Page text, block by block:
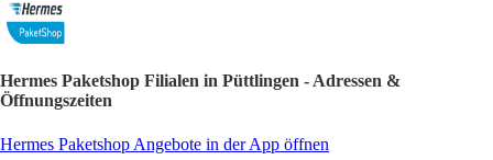
Hermes Paketshop Filialen in Püttlingen - Adressen &
Öffnungszeiten
Hermes Paketshop Angebote in der App öffnen